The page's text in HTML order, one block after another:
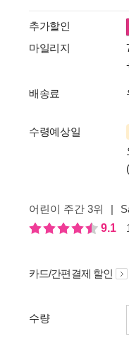
추가할인
마일리지
배송료
수령예상일
어린이 주간 3위 |
9.1
카드/간편결제 할인
수량